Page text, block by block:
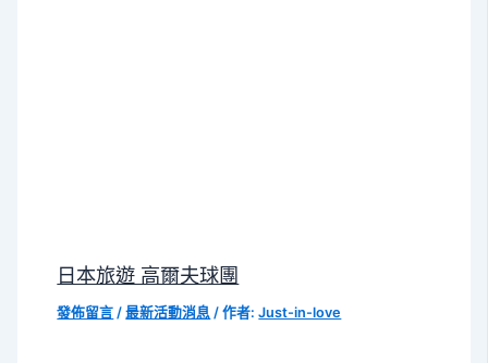
日本旅遊 高爾夫球團
發佈留言 /最新活動消息 / 作者:Just-in-love